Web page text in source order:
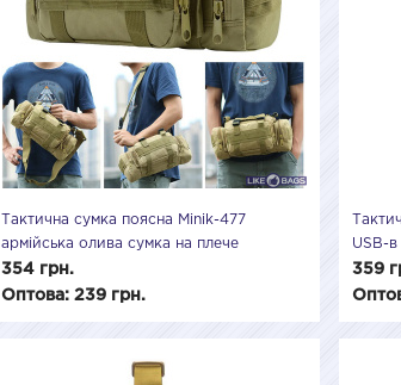
Тактична сумка поясна Minik-477
армійська олива сумка на плече
водонепроникна, тактичні сумки Minik
354 грн.
Оптова: 239 грн.
USB-
плече,
359